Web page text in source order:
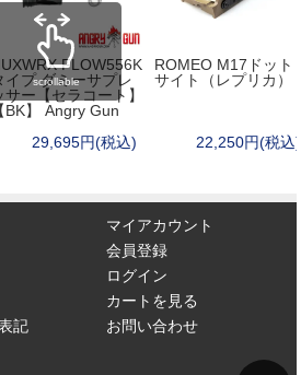
FLOW556K
イプ ダミーサプレ
サー【セラコート】
【BK】 Angry Gun
29,695円(税込)
ROMEO M17ドット
サイト（レプリカ）
22,250円(税込)
scrollable
記
マイアカウント
会員登録
ログイン
カートを見る
お問い合わせ